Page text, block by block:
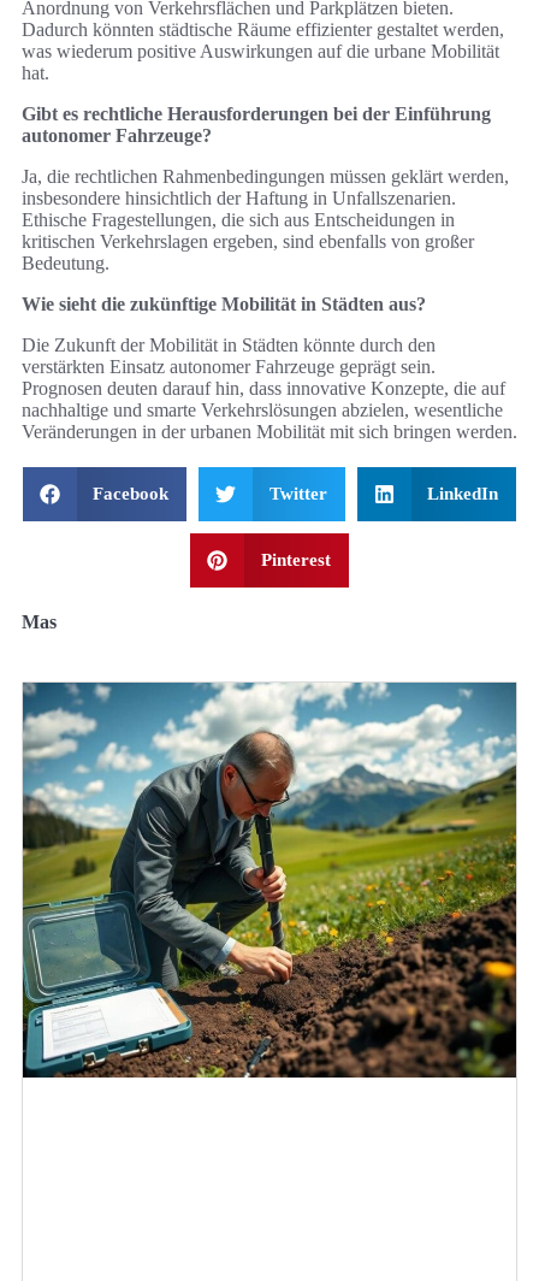
Anordnung von Verkehrsflächen und Parkplätzen bieten.
Dadurch könnten städtische Räume effizienter gestaltet werden,
was wiederum positive Auswirkungen auf die urbane Mobilität
hat.
Gibt es rechtliche Herausforderungen bei der Einführung
autonomer Fahrzeuge?
Ja, die rechtlichen Rahmenbedingungen müssen geklärt werden,
insbesondere hinsichtlich der Haftung in Unfallszenarien.
Ethische Fragestellungen, die sich aus Entscheidungen in
kritischen Verkehrslagen ergeben, sind ebenfalls von großer
Bedeutung.
Wie sieht die zukünftige Mobilität in Städten aus?
Die Zukunft der Mobilität in Städten könnte durch den
verstärkten Einsatz autonomer Fahrzeuge geprägt sein.
Prognosen deuten darauf hin, dass innovative Konzepte, die auf
nachhaltige und smarte Verkehrslösungen abzielen, wesentliche
Veränderungen in der urbanen Mobilität mit sich bringen werden.
Facebook Twitter LinkedIn
Pinterest
Mas